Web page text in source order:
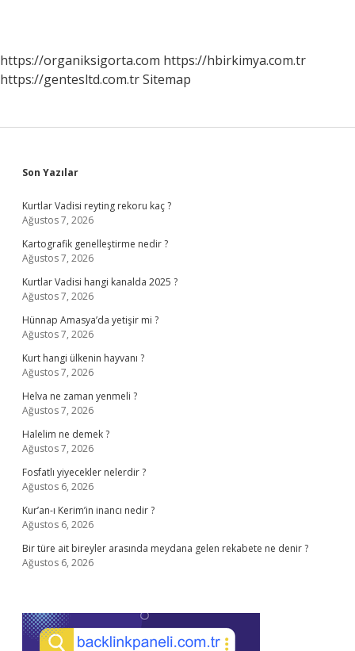
https://organiksigorta.com https://hbirkimya.com.tr
https://gentesltd.com.trSitemap
Sidebar
Son Yazılar
Kurtlar Vadisi reyting rekoru kaç ?
Ağustos 7, 2026
Kartografik genelleştirme nedir ?
Ağustos 7, 2026
Kurtlar Vadisi hangi kanalda 2025 ?
Ağustos 7, 2026
Hünnap Amasya’da yetişir mi ?
Ağustos 7, 2026
Kurt hangi ülkenin hayvanı ?
Ağustos 7, 2026
Helva ne zaman yenmeli ?
Ağustos 7, 2026
Halelim ne demek ?
Ağustos 7, 2026
Fosfatlı yiyecekler nelerdir ?
Ağustos 6, 2026
Kur’an-ı Kerim’in inancı nedir ?
Ağustos 6, 2026
Bir türe ait bireyler arasında meydana gelen rekabete ne denir ?
Ağustos 6, 2026